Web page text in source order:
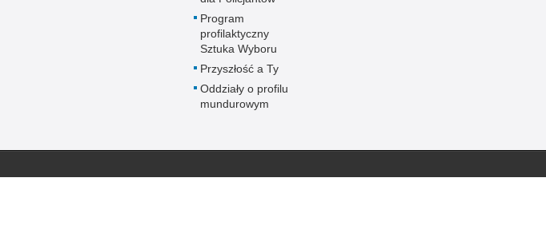
Program
profilaktyczny
Sztuka Wyboru
Przyszłość a Ty
Oddziały o profilu
mundurowym